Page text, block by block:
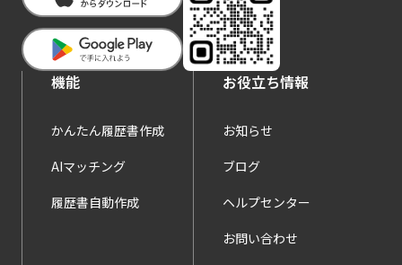
機能
かんたん履歴書作成
AIマッチング
履歴書自動作成
お役立ち情報
お知らせ
ブログ
ヘルプセンター
お問い合わせ